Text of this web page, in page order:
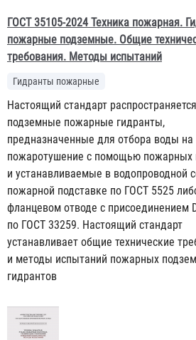
ГОСТ 35105-2024 Техника пожарная.
пожарные подземные. Общие
требования. Методы испытаний
Гидранты пожарные
Настоящий стандарт
подземные пожарные гидранты,
предназначенные для отбора воды на
пожаротушение с помощью пожарных
и устанавливаемые в водопроводной
пожарной подставке по ГОСТ 5525
фланцевом отводе с присоединением
по ГОСТ 33259. Настоящий стандарт
устанавливает общие технические
и методы испытаний пожарных
гидрантов